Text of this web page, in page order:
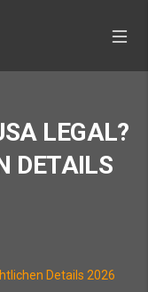
LEGAL?
DETAILS
Details 2026